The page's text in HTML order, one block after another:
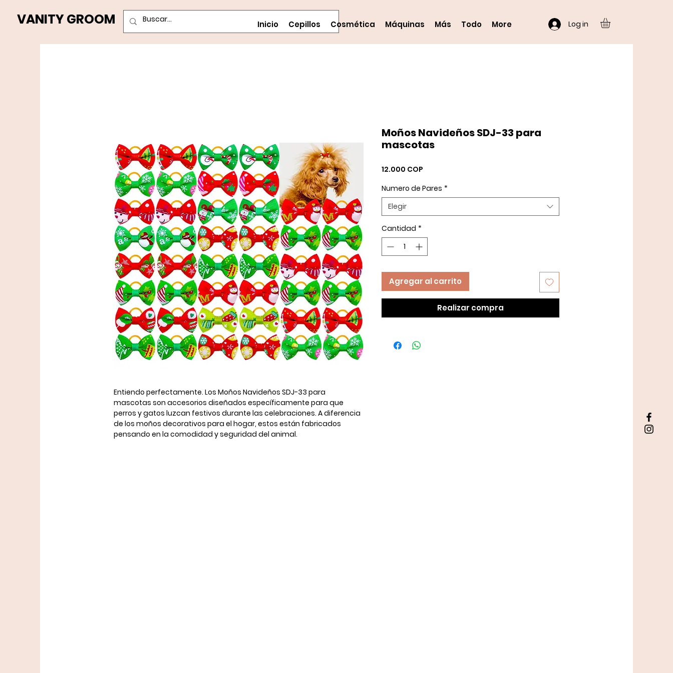
VANITY GROOM Inicio Cepillos Cosmética Máquinas Más Todo More Log in
Entiendo perfectamente. Los Moños Navideños SDJ-33 para
mascotas son accesorios diseñados específicamente para que
perros y gatos luzcan festivos durante las celebraciones. A diferencia
de los moños decorativos para el hogar, estos están fabricados
pensando en la comodidad y seguridad del animal.
Moños Navideños SDJ-33 para
mascotas
12.000 COP
Numero de Pares *
Elegir
Cantidad *
Agregar al carrito
Realizar compra